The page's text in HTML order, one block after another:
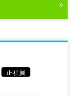
正社員